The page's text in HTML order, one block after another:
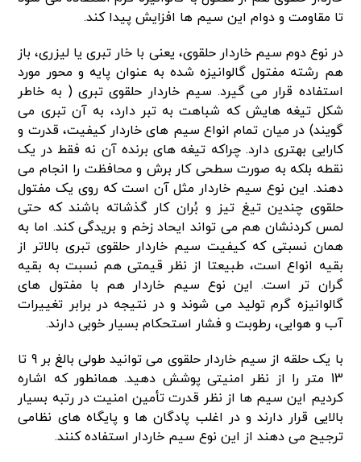
تا مقاومت و دوام این سیم ها افزایش پیدا کند.
در نوع دوم سیم خاردار حلقوی، یعنی با خار تبری یا لیزری، باز
هم رشته مفتول گالوانیزه شده به عنوان پایه و محور مورد
استفاده قرار می گیرد. سیم خاردار حلقوی تبری ( به خاطر
شکل تیغه هایش که شباهت به تبر دارد، به آن تبری می
گویند) در میان تمام انواع سیم های خاردار کیفیت، قدرت و
کارایی بهتری دارد. چراکه تیغه های برنده آن نه فقط در یک
نقطه بلکه به صورت سطحی کار برش و محافظت را انجام می
دهند. این نوع سیم خاردار مثل آن است که روی یک مفتول
حلقوی چندین تیغ تیز و بُران کار گذشاته باشند که حتی
لمس کردنشان هم می تواند ایحاد زخم و بریدگی کند. اما به
همان نسبتی که کیفیت سیم خاردار حلقوی تبری بالاتر از
بقیه انواع است، طبیعتا از نظر قیمتی هم نسبت به بقیه
گران تر است. این نوع سیم خاردار هم با مفتول های
گالوانیزه گرم تولید می شوند و در نتیجه در برابر تغییرات
آب و هوایی، رطوبت و فشار استحکام بسیار خوبی دارند.
با یک حلقه از سیم خاردار حلقوی می توانید طولی بالغ بر 9 تا
13 متر را از نظر امنیتی پوشش دهید. همانطور که اشاره
کردیم این سیم ها از نظر قدرت تأمین امنیت در رتبه بسیار
بالایی قرار دارند و در اغلب پادگان ها و پایگاه های نظامی
ترجیح می دهند از این نوع سیم خاردار استفاده کنند.